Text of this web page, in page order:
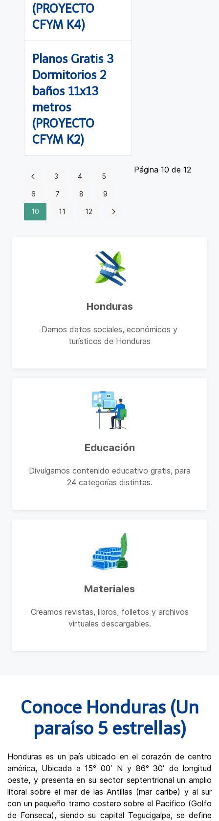
(PROYECTO
CFYM K4)
Planos Gratis 3
Dormitorios 2
baños 11x13
metros
(PROYECTO
CFYM K2)
Página 10 de 12
3 4 5
6 7 8 9
10 11 12
Honduras
Damos datos sociales, económicos y
turísticos de Honduras
Educación
Divulgamos contenido educativo gratis, para
24 categorías distintas.
Materiales
Creamos revistas, libros, folletos y archivos
virtuales descargables.
Conoce Honduras (Un
paraíso 5 estrellas)
Honduras es un país ubicado en el corazón de centro
américa, Ubicada a 15° 00′ N y 86° 30′ de longitud
oeste, y presenta en su sector septentrional un amplio
litoral sobre el mar de las Antillas (mar caribe) y al sur
con un pequeño tramo costero sobre el Pacifico (Golfo
de Fonseca), siendo su capital Tegucigalpa, se define